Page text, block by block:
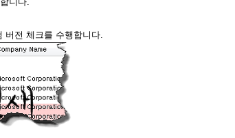
버전 체크를 수행합니다.